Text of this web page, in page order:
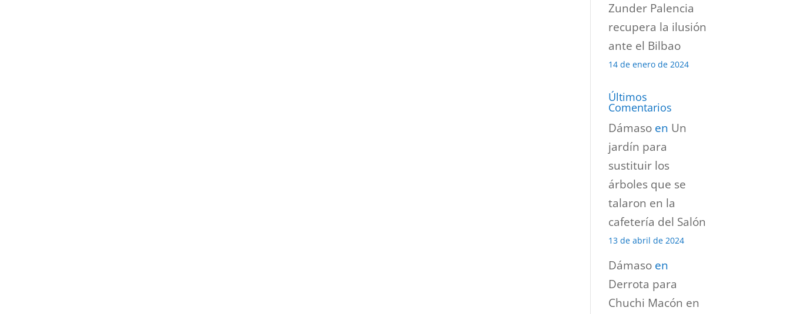
Zunder Palencia
recupera la ilusión
ante el Bilbao
14 de enero de 2024
Últimos
Comentarios
Dámaso en Un
jardín para
sustituir los
árboles que se
talaron en la
cafetería del Salón
13 de abril de 2024
Dámaso en
Derrota para
Chuchi Macón en